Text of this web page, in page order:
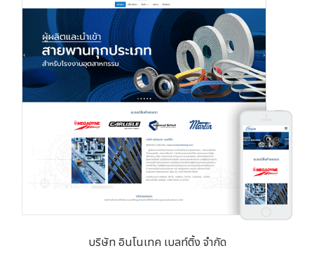
บริษัท อินโนเทค เบลท์ติ้ง จำกัด